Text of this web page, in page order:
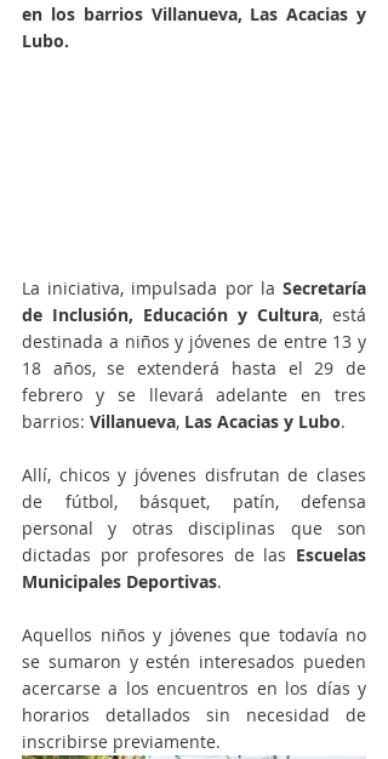
en los barrios Villanueva, Las Acacias y
Lubo.
La iniciativa, impulsada por la Secretaría
de Inclusión, Educación y Cultura, está
destinada a niños y jóvenes de entre 13 y
18 años, se extenderá hasta el 29 de
febrero y se llevará adelante en tres
barrios: Villanueva, Las Acacias y Lubo.
Allí, chicos y jóvenes disfrutan de clases
de fútbol, básquet, patín, defensa
personal y otras disciplinas que son
dictadas por profesores de las Escuelas
Municipales Deportivas.
Aquellos niños y jóvenes que todavía no
se sumaron y estén interesados pueden
acercarse a los encuentros en los días y
horarios detallados sin necesidad de
inscribirse previamente.